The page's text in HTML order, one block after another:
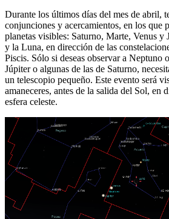
Durante los últimos días del mes de abril,
conjunciones y acercamientos, en los que
planetas visibles: Saturno, Marte, Venus y
y la Luna, en dirección de las
Piscis. Sólo si deseas observar a Neptuno
Júpiter o algunas de las de Saturno,
un telescopio pequeño. Este evento será
amaneceres, antes de la salida del Sol, en
esfera celeste.